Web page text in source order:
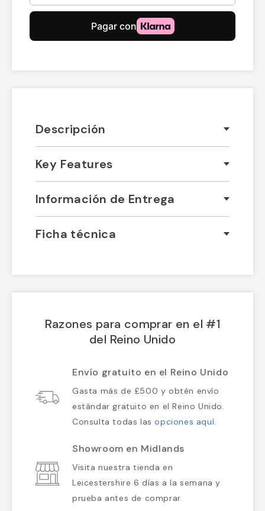
Descripción
Key Features
Información de Entrega
Ficha técnica
Razones para comprar en el #1
del Reino Unido
Envío gratuito en el Reino Unido
Gasta más de £500 y obtén envío
estándar gratuito en el Reino Unido.
Consulta todas lasopciones aquí.
Showroom en Midlands
Visita nuestra tienda en
Leicestershire 6 días a la semana y
prueba antes de comprar.